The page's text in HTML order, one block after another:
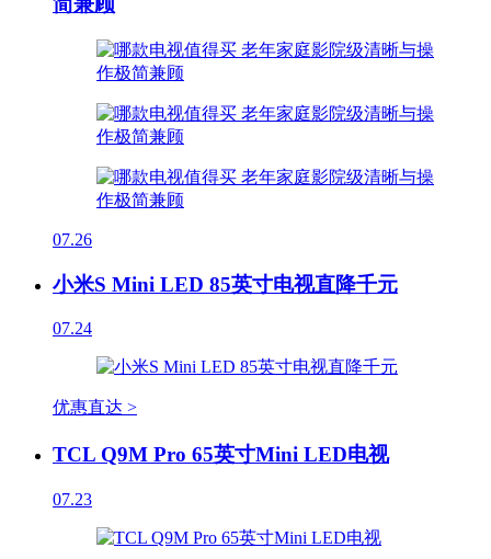
07.26
小米S Mini LED 85英寸电视直降千元
07.24
优惠直达 >
TCL Q9M Pro 65英寸Mini LED电视
07.23